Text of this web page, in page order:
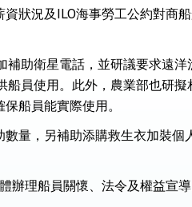
協定」簽署
狀況及ILO海事勞工公約對商
助衛星電話，並研議要求遠洋
員使用。此外，農業部也研
船員能實際使用。
量，另補助添購救生衣加裝個
辦理船員關懷、法令及權益宣導